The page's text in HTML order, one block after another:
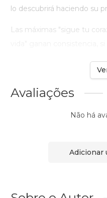
lo descubrirá haciendo su
Las máximas "sigue tu
Avaliações
Não há
Adicionar